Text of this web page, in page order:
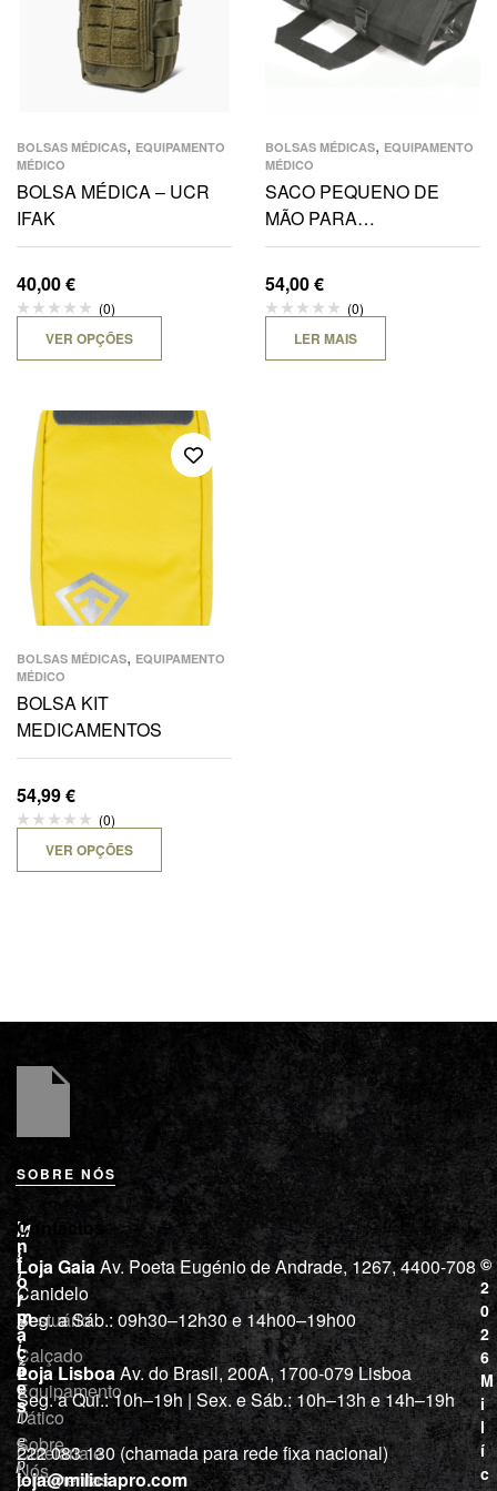
BOLSAS MÉDICAS, EQUIPAMENTO
MÉDICO
BOLSA MÉDICA – UCR
IFAK
40,00€
(0)
VER OPÇÕES
BOLSAS MÉDICAS, EQUIPAMENTO
MÉDICO
SACO PEQUENO DE
MÃO PARA
EMERGÊNCIA MÉDICA
54,00€
(0)
LER MAIS
BOLSAS MÉDICAS, EQUIPAMENTO
MÉDICO
BOLSA KIT
MEDICAMENTOS
54,99€
(0)
VER OPÇÕES
SOBRE NÓS
M
i
l
í
c
i
a
“
D
e
p
r
L
o
j
a
Vestuário
Calçado
Equipamento
Tático
Cutelaria e
ferramentas
I
n
f
o
r
m
a
ç
õ
e
s
Sobre
Nós
Contactos
Loja Gaia Av. Poeta Eugénio de Andrade, 1267, 4400-708
Canidelo
Seg. a Sáb.: 09h30–12h30 e 14h00–19h00
Loja LisboaAv. do Brasil, 200A, 1700-079 Lisboa
Seg. a Qui.: 10h–19h | Sex. e Sáb.: 10h–13h e 14h–19h
222 083 130 (chamada para rede fixa nacional)
loja@miliciapro.com
©
2
0
2
6
M
i
l
í
c